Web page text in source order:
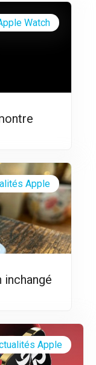
Watch
inchangé
Apple
Apple